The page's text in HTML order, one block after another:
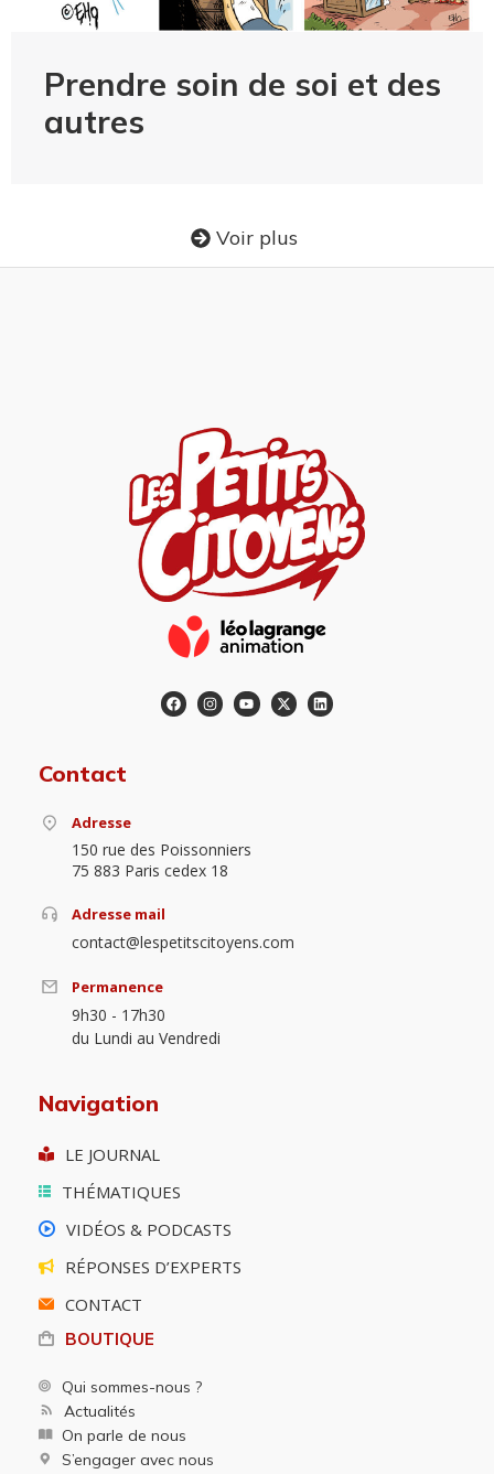
Prendre soin de soi et des
autres
Voir plus
Contact
Adresse
150 rue des Poissonniers
75 883 Paris cedex 18
Adresse mail
contact@lespetitscitoyens.com
Permanence
9h30 - 17h30
du Lundi au Vendredi
Navigation
LE JOURNAL
THÉMATIQUES
VIDÉOS & PODCASTS
RÉPONSES D’EXPERTS
CONTACT
BOUTIQUE
Qui sommes-nous ?
Actualités
On parle de nous
S’engager avec nous